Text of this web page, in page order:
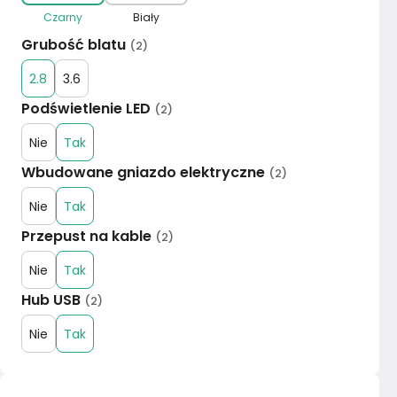
Czarny Biały
Grubość blatu (2)
2.8 3.6
Podświetlenie LED (2)
Nie Tak
Wbudowane gniazdo elektryczne (2)
Nie Tak
Przepust na kable (2)
Nie Tak
Hub USB (2)
Nie Tak